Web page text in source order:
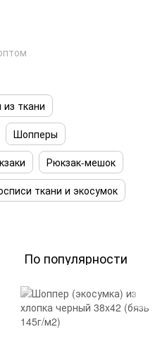
из ткани
Шопперы
Рюкзак-мешок
ткани и экосумок
По популярности